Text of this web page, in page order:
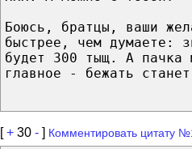
Боюсь, братцы, ваши
быстрее, чем думаете:
будет 300 тыщ. А
главное - бежать
[+ 30 - ] Комментировать цитату